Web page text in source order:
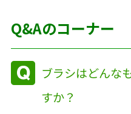
Q&Aのコーナー
ブラシはどんな
すか？